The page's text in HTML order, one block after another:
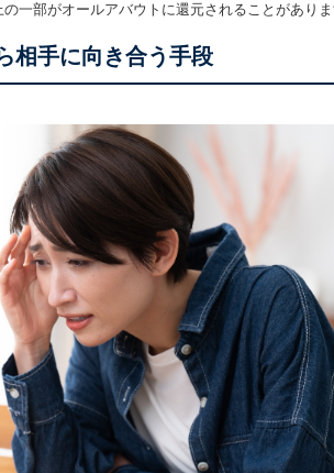
一部がオールアバウトに還元されることがありま
相手に向き合う手段